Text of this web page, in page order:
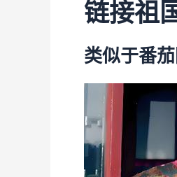
链接祖
类似于番